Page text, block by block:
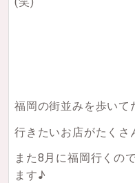
福岡の街並みを歩いて
行きたいお店がたくさ
また8月に福岡行くの
ます♪